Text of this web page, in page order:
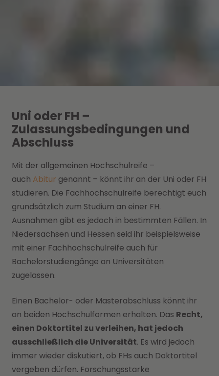
Uni oder FH –
Zulassungsbedingungen und
Abschluss
Mit der allgemeinen Hochschulreife –
auch Abitur genannt – könnt ihr an der Uni oder FH
studieren. Die Fachhochschulreife berechtigt euch
grundsätzlich zum Studium an einer FH.
Ausnahmen gibt es jedoch in bestimmten Fällen. In
Niedersachsen und Hessen seid ihr beispielsweise
mit einer Fachhochschulreife auch für
Bachelorstudiengänge an Universitäten
zugelassen.
Einen Bachelor- oder Masterabschluss könnt ihr
an beiden Hochschulformen erhalten. Das Recht,
einen Doktortitel zu verleihen, hat jedoch
ausschließlich die Universität. Es wird jedoch
immer wieder diskutiert, ob FHs auch Doktortitel
vergeben dürfen. Forschungsstarke